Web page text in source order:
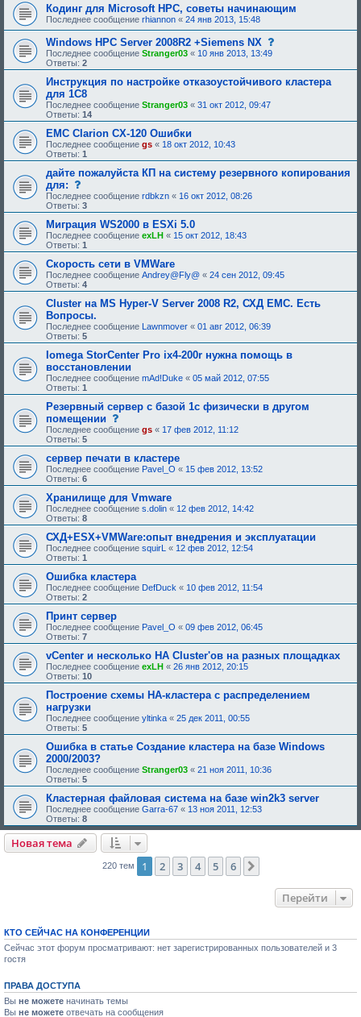
о
д
о
б
р
е
н
и
я
:
ю
щ
е
е
о
о
б
е
н
и
:
Кодинг для Microsoft HPC, советы начинающим
Последнее сообщение rhiannon « 24 янв 2013, 15:48
Windows HPC Server 2008R2 +Siemens NX
б
щ
е
у
е
б
е
и
я
Последнее сообщение Stranger03 « 10 янв 2013, 13:49
Ответы: 2
Инструкция по настройке отказоустойчивого кластера
для 1С8
Последнее сообщение Stranger03 « 31 окт 2012, 09:47
Ответы: 14
EMC Clarion CX-120 Ошибки
Последнее сообщение gs « 18 окт 2012, 10:43
Ответы: 1
дайте пожалуйста КП на систему резервного копирования
для:
о
о
б
щ
е
н
и
е
,
т
р
б
у
ю
щ
е
о
д
о
б
р
е
н
и
я
Последнее сообщение rdbkzn « 16 окт 2012, 08:26
Ответы: 3
Миграция WS2000 в ESXi 5.0
Последнее сообщение exLH « 15 окт 2012, 18:43
Ответы: 1
Скорость сети в VMWare
Последнее сообщение Andrey@Fly@ « 24 сен 2012, 09:45
Ответы: 4
Cluster на MS Hyper-V Server 2008 R2, СХД EMC. Есть
Вопросы.
Последнее сообщение Lawnmover « 01 авг 2012, 06:39
Ответы: 5
Iomega StorCenter Pro ix4-200r нужна помощь в
восстановлении
Последнее сообщение mAd!Duke « 05 май 2012, 07:55
Ответы: 1
Резервный сервер с базой 1с физически в другом
помещении
о
о
б
щ
е
н
и
е
,
т
р
е
б
у
е
е
б
н
и
Последнее сообщение gs « 17 фев 2012, 11:12
Ответы: 5
сервер печати в кластере
Последнее сообщение Pavel_O « 15 фев 2012, 13:52
Ответы: 6
Хранилище для Vmware
Последнее сообщение s.dolin « 12 фев 2012, 14:42
Ответы: 8
СХД+ESX+VMWare:опыт внедрения и эксплуатации
Последнее сообщение squirL « 12 фев 2012, 12:54
Ответы: 1
Ошибка кластера
Последнее сообщение DefDuck « 10 фев 2012, 11:54
Ответы: 2
Принт сервер
Последнее сообщение Pavel_O « 09 фев 2012, 06:45
Ответы: 7
vCenter и несколько HA Cluster'ов на разных площадках
Последнее сообщение exLH « 26 янв 2012, 20:15
Ответы: 10
Построение схемы HA-кластера с распределением
нагрузки
Последнее сообщение yltinka « 25 дек 2011, 00:55
Ответы: 5
Ошибка в статье Создание кластера на базе Windows
2000/2003?
Последнее сообщение Stranger03 « 21 ноя 2011, 10:36
Ответы: 5
Кластерная файловая система на базе win2k3 server
Последнее сообщение Garra-67 « 13 ноя 2011, 12:53
Ответы: 8
Новая тема
220 тем 1 2 3 4 5 6
Перейти
КТО СЕЙЧАС НА КОНФЕРЕНЦИИ
Сейчас этот форум просматривают: нет зарегистрированных пользователей и 3
гостя
ПРАВА ДОСТУПА
Вы не можете начинать темы
Вы не можете отвечать на сообщения